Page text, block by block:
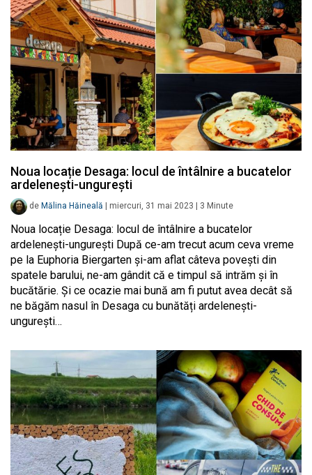
Noua locație Desaga: locul de întâlnire a bucatelor
ardelenești-ungurești
de Mălina Hăineală miercuri, 31 mai 2023 3 Minute
Noua locație Desaga: locul de întâlnire a bucatelor
ardelenești-ungurești După ce-am trecut acum ceva vreme
pe la Euphoria Biergarten și-am aflat câteva povești din
spatele barului, ne-am gândit că e timpul să intrăm și în
bucătărie. Și ce ocazie mai bună am fi putut avea decât să
ne băgăm nasul în Desaga cu bunătăți ardelenești-
ungurești…